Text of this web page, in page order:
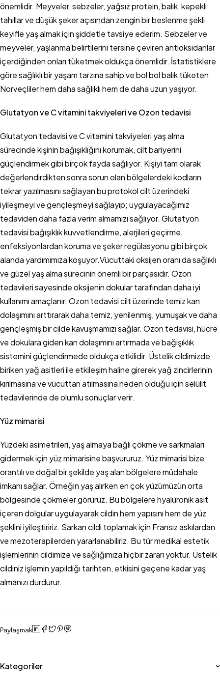
önemlidir. Meyveler, sebzeler, yağsız protein, balık, kepekli
tahıllar ve düşük şeker açısından zengin bir beslenme şekli
keyifle yaş almak için şiddetle tavsiye ederim. Sebzeler ve
meyveler, yaşlanma belirtilerini tersine çeviren antioksidanlar
içerdiğinden onları tüketmek oldukça önemlidir. İstatistiklere
göre sağlıklı bir yaşam tarzına sahip ve bol bol balık tüketen
Norveçliler hem daha sağlıklı hem de daha uzun yaşıyor.
Glutatyon ve C vitamini takviyeleri ve Ozon tedavisi
Glutatyon tedavisi ve C vitamini takviyeleri yaş alma
sürecinde kişinin bağışıklığını korumak, cilt bariyerini
güçlendirmek gibi birçok fayda sağlıyor. Kişiyi tam olarak
değerlendirdikten sonra sorun olan bölgelerdeki kodların
tekrar yazılmasını sağlayan bu protokol cilt üzerindeki
iyileşmeyi ve gençleşmeyi sağlayıp; uygulayacağımız
tedaviden daha fazla verim almamızı sağlıyor. Glutatyon
tedavisi bağışıklık kuvvetlendirme, alerjileri geçirme,
enfeksiyonlardan koruma ve şeker regülasyonu gibi birçok
alanda yardımımıza koşuyor.Vücuttaki oksijen oranı da sağlıklı
ve güzel yaş alma sürecinin önemli bir parçasıdır. Ozon
tedavileri sayesinde oksijenin dokular tarafından daha iyi
kullanımı amaçlanır. Ozon tedavisi cilt üzerinde temiz kan
dolaşımını arttırarak daha temiz, yenilenmiş, yumuşak ve daha
gençleşmiş bir cilde kavuşmamızı sağlar. Ozon tedavisi, hücre
ve dokulara giden kan dolaşımını artırmada ve bağışıklık
sistemini güçlendirmede oldukça etkilidir. Üstelik cildimizde
biriken yağ asitleri ile etkileşim haline girerek yağ zincirlerinin
kırılmasına ve vücuttan atılmasına neden olduğu için selülit
tedavilerinde de olumlu sonuçlar verir.
Yüz mimarisi
Yüzdeki asimetrileri, yaş almaya bağlı çökme ve sarkmaları
gidermek için yüz mimarisine başvururuz. Yüz mimarisi bize
orantılı ve doğal bir şekilde yaş alan bölgelere müdahale
imkanı sağlar. Örneğin yaş alırken en çok yüzümüzün orta
bölgesinde çökmeler görürüz. Bu bölgelere hyalüronik asit
içeren dolgular uygulayarak cildin hem yapısını hem de yüz
şeklini iyileştiririz. Sarkan cildi toplamak için Fransız askılardan
ve mezoterapilerden yararlanabiliriz. Bu tür medikal estetik
işlemlerinin cildimize ve sağlığımıza hiçbir zararı yoktur. Üstelik
cildiniz işlemin yapıldığı tarihten, etkisini geçene kadar yaş
almanızı durdurur.
Paylaşmak
Kategoriler